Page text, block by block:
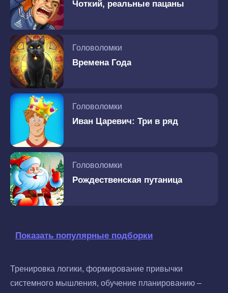
Чоткий, реальные пацаны
Головоломки
Времена Года
Головоломки
Иван Царевич: Три в ряд
Головоломки
Рождественская путаница
Показать популярные подборки
Тренировка логики, формирование привычки
системного мышления, обучение планированию –